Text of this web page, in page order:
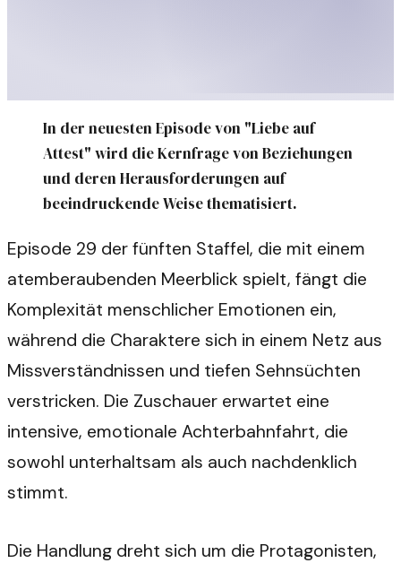
In der neuesten Episode von "Liebe auf
Attest" wird die Kernfrage von Beziehungen
und deren Herausforderungen auf
beeindruckende Weise thematisiert.
Episode 29 der fünften Staffel, die mit einem
atemberaubenden Meerblick spielt, fängt die
Komplexität menschlicher Emotionen ein,
während die Charaktere sich in einem Netz aus
Missverständnissen und tiefen Sehnsüchten
verstricken. Die Zuschauer erwartet eine
intensive, emotionale Achterbahnfahrt, die
sowohl unterhaltsam als auch nachdenklich
stimmt.
Die Handlung dreht sich um die Protagonisten,